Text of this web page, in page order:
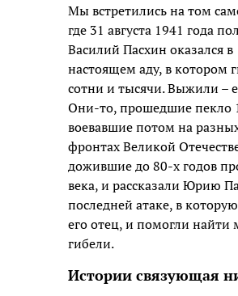
Мы встретились на том
где 31 августа 1941 года
Василий Пасхин оказался в
настоящем аду, в котором
сотни и тысячи. Выжили –
Они-то, прошедшие пекло
воевавшие потом на
фронтах Великой
дожившие до 80-х годов
века, и рассказали Юрию
последней атаке, в
его отец, и помогли найти
гибели.
Истории связующая